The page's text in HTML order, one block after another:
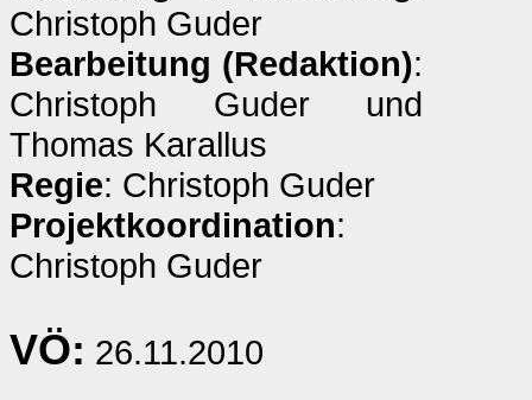
Christoph Guder
Bearbeitung (Redaktion):
Christoph Guder und
Thomas Karallus
Regie: Christoph Guder
Projektkoordination:
Christoph Guder
VÖ: 26.11.2010